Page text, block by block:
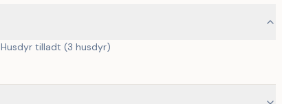
Husdyr tilladt (3 husdyr)